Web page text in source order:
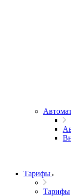
Тарифы
Тарифы